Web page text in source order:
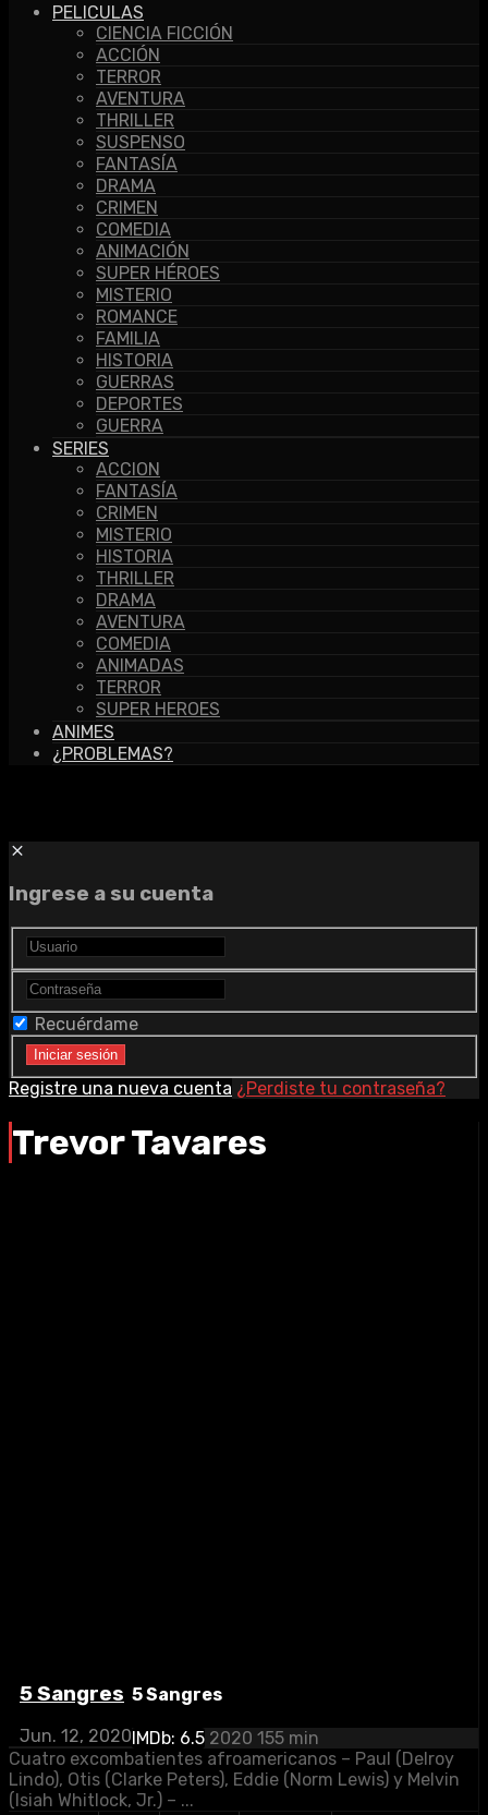
PELICULAS
CIENCIA FICCIÓN
ACCIÓN
TERROR
AVENTURA
THRILLER
SUSPENSO
FANTASÍA
DRAMA
CRIMEN
COMEDIA
ANIMACIÓN
SUPER HÉROES
MISTERIO
ROMANCE
FAMILIA
HISTORIA
GUERRAS
DEPORTES
GUERRA
SERIES
ACCION
FANTASÍA
CRIMEN
MISTERIO
HISTORIA
THRILLER
DRAMA
AVENTURA
COMEDIA
ANIMADAS
TERROR
SUPER HEROES
ANIMES
¿PROBLEMAS?
Ingrese a su cuenta
Recuérdame
Registre una nueva cuenta ¿Perdiste tu contraseña?
Trevor Tavares
5 Sangres
Jun. 12, 2020
5 Sangres
IMDb: 6.5 2020 155 min
Cuatro excombatientes afroamericanos – Paul (Delroy
Lindo), Otis (Clarke Peters), Eddie (Norm Lewis) y Melvin
(Isiah Whitlock, Jr.) – ...